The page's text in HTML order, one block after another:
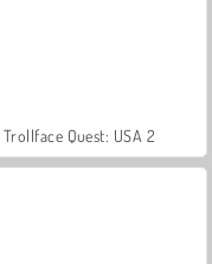
Trollface Quest: USA 2